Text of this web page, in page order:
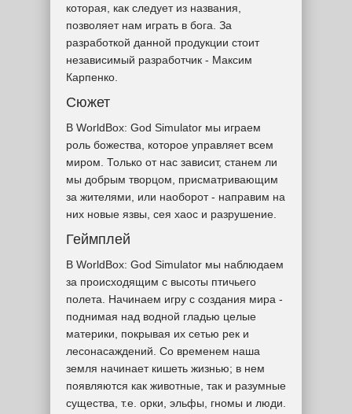
которая, как следует из названия,
позволяет нам играть в бога. За
разработкой данной продукции стоит
независимый разработчик - Максим
Карпенко.
Сюжет
В WorldBox: God Simulator мы играем
роль божества, которое управляет всем
миром. Только от нас зависит, станем ли
мы добрым творцом, присматривающим
за жителями, или наоборот - направим на
них новые язвы, сея хаос и разрушение.
Геймплей
В WorldBox: God Simulator мы наблюдаем
за происходящим с высоты птичьего
полета. Начинаем игру с создания мира -
поднимая над водной гладью целые
материки, покрывая их сетью рек и
лесонасаждений. Со временем наша
земля начинает кишеть жизнью; в нем
появляются как животные, так и разумные
существа, т.е. орки, эльфы, гномы и люди.